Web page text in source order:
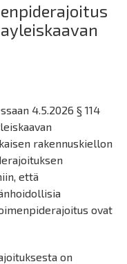
4.5.2026 § 114
rakennuskiellon
että
ovat
on